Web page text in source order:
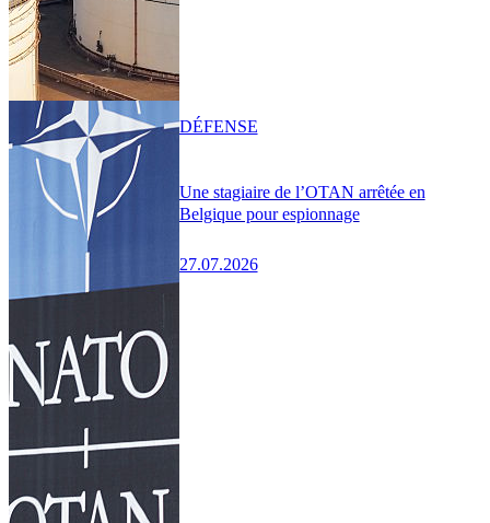
Une stagiaire de l’OTAN arrêtée en
Belgique pour espionnage
27.07.2026
DÉFENSE